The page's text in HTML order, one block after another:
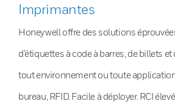
Imprimantes
Honeywell offre des solutions
d’étiquettes à code à barres, de billets
tout environnement ou toute
bureau, RFID. Facile à déployer. RCI élevé.